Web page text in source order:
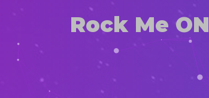
Rock Me ON